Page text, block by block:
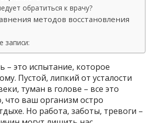
обратиться к врачу?
методов восстановления
записи:
– это испытание, которое
Пустой, липкий от усталости
туман в голове – все это
что ваш организм остро
Но работа, заботы, тревоги –